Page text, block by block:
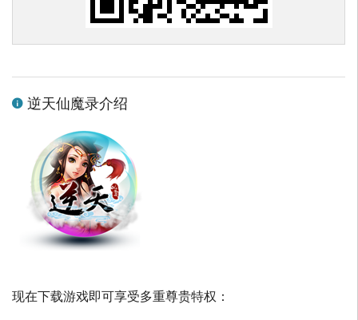
逆天仙魔录介绍
现在下载游戏即可享受多重尊贵特权：